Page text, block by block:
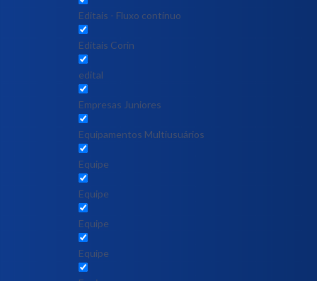
Editais - Fluxo contínuo
Editais Corin
edital
Empresas Juniores
Equipamentos Multiusuários
Equipe
Equipe
Equipe
Equipe